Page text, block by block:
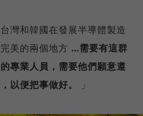
灣和韓國在發展半導體製造
美的兩個地方 …需要有這群
專業人員，需要他們願意遵
以便把事做好。
」